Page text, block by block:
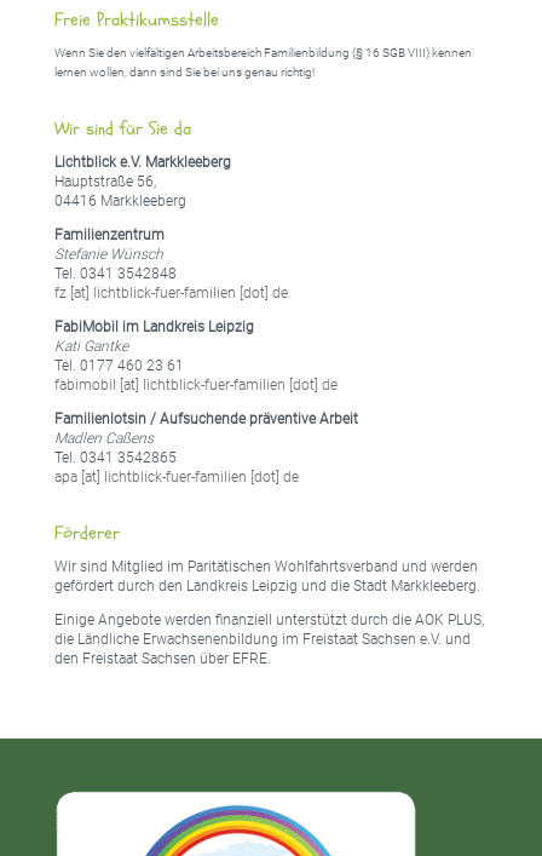
Freie Praktikumsstelle
Wenn Sie den vielfältigen Arbeitsbereich Familienbildung (§ 16 SGB VIII) kennen
lernen wollen, dann sind Sie bei uns genau richtig!
Wir sind für Sie da
Lichtblick e.V. Markkleeberg
Hauptstraße 56,
04416 Markkleeberg
Familienzentrum
Stefanie Wünsch
Tel. 0341 3542848
fz [at] lichtblick-fuer-familien [dot] de
FabiMobil im Landkreis Leipzig
Kati Gantke
Tel. 0177 460 23 61
fabimobil [at] lichtblick-fuer-familien [dot] de
Familienlotsin / Aufsuchende präventive Arbeit
Madlen Caßens
Tel. 0341 3542865
apa [at] lichtblick-fuer-familien [dot] de
Förderer
Wir sind Mitglied im Paritätischen Wohlfahrtsverband und werden
gefördert durch den Landkreis Leipzig und die Stadt Markkleeberg.
Einige Angebote werden finanziell unterstützt durch die AOK PLUS,
die Ländliche Erwachsenenbildung im Freistaat Sachsen e.V. und
den Freistaat Sachsen über EFRE.